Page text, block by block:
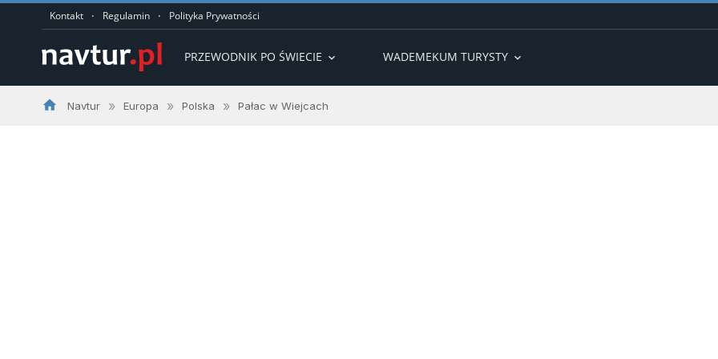
Kontakt · Regulamin · Polityka Prywatności
PRZEWODNIK PO ŚWIECIE expand_more WADEMEKUM TURYSTY expand_more
home Navtur » Europa » Polska » Pałac w Wiejcach